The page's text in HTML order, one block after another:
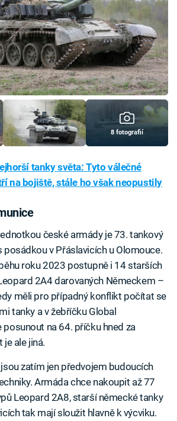
8 fotografií
tanky světa: Tyto válečné
na bojiště, stále ho však neopustily
české armády je 73. tankový
posádkou v Přáslavicích u Olomouce.
roku 2023 postupně i 14 starších
2A4 darovaných Německem –
měli pro případný konflikt počítat se
tanky a v žebříčku Global
na 64. příčku hned za
ale jiná.
zatím jen předvojem budoucích
Armáda chce nakoupit až 77
Leopard 2A8, starší německé tanky
tak mají sloužit hlavně k výcviku.